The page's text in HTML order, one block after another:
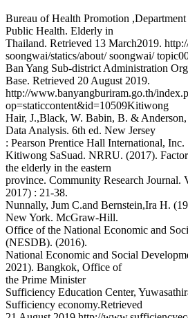
Bureau of Health Promotion
Public Health. Elderly in
Thailand. Retrieved 13 March2019.
soongwai/statics/about/ soongwai/
Ban Yang Sub-district Administration
Base. Retrieved 20 August 2019.
http://www.banyangburiram.go.th/
op=staticcontent&id=10509Kitiwong
Hair, J.,Black, W. Babin, B. &
Data Analysis. 6th ed. New Jersey
: Pearson Prentice Hall International, Inc.
Kitiwong SaSuad. NRRU. (2017).
the elderly in the eastern
province. Community Research
2017) : 21-38.
Nunnally, Jum C.and Bernstein,Ira H.
New York. McGraw-Hill.
Office of the National Economic and
(NESDB). (2016).
National Economic and Social
2021). Bangkok, Office of
the Prime Minister
Sufficiency Education Center,
Sufficiency economy.Retrieved